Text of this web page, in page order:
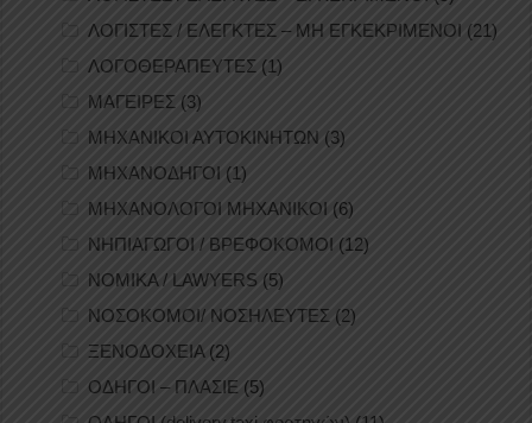
ΛΟΓΙΣΤΕΣ / ΕΛΕΓΚΤΕΣ – ΜΗ ΕΓΚΕΚΡΙΜΕΝΟΙ (21)
ΛΟΓΟΘΕΡΑΠΕΥΤΕΣ (1)
ΜΑΓΕΙΡΕΣ (3)
ΜΗΧΑΝΙΚΟΙ ΑΥΤΟΚΙΝΗΤΩΝ (3)
ΜΗΧΑΝΟΔΗΓΟΙ (1)
ΜΗΧΑΝΟΛΟΓΟΙ ΜΗΧΑΝΙΚΟΙ (6)
ΝΗΠΙΑΓΩΓΟΙ / ΒΡΕΦΟΚΟΜΟΙ (12)
ΝΟΜΙΚΑ / LAWYERS (5)
ΝΟΣΟΚΟΜΟΙ/ ΝΟΣΗΛΕΥΤΕΣ (2)
ΞΕΝΟΔΟΧΕΙΑ(2)
ΟΔΗΓΟΙ – ΠΛΑΣΙΕ (5)